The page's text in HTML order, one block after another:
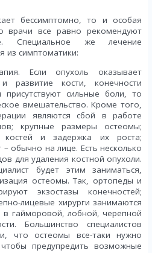
бессимптомно, то и особая
врачи все равно рекомендуют
Специальное же лечение
из симптоматики:
Если опухоль оказывает
развитие кости, конечности
сильные боли, то
вмешательство. Кроме того,
являются сбой в работе
крупные размеры остеомы;
и задержка их роста;
– обычно на лице. Есть несколько
для удаления костной опухоли.
будет этим заниматься,
остеомы. Так, ортопеды и
экзостазы конечностей;
лицевые хирурги занимаются
в гайморовой, лобной, черепной
Большинство специалистов
что остеомы все-таки нужно
предупредить возможные